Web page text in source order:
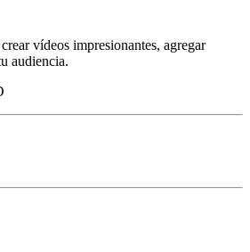
vídeos impresionantes, agregar
audiencia.